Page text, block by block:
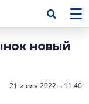
новый
21 июля 2022 в 11:40